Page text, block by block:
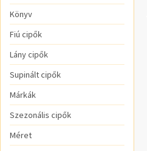
Könyv
Fiú cipők
Lány cipők
Supinált cipők
Márkák
Szezonális cipők
Méret